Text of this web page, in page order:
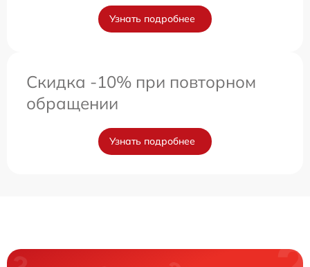
Узнать подробнее
Скидка -10% при повторном
обращении
Узнать подробнее